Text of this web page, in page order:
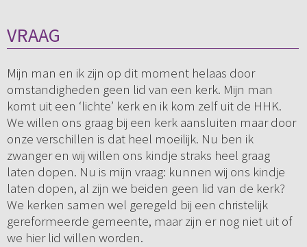
VRAAG
Mijn man en ik zijn op dit moment helaas door
omstandigheden geen lid van een kerk. Mijn man
komt uit een ‘lichte’ kerk en ik kom zelf uit de HHK.
We willen ons graag bij een kerk aansluiten maar door
onze verschillen is dat heel moeilijk. Nu ben ik
zwanger en wij willen ons kindje straks heel graag
laten dopen. Nu is mijn vraag: kunnen wij ons kindje
laten dopen, al zijn we beiden geen lid van de kerk?
We kerken samen wel geregeld bij een christelijk
gereformeerde gemeente, maar zijn er nog niet uit of
we hier lid willen worden.